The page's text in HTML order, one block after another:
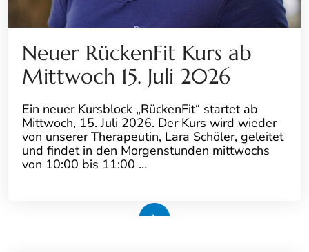
Neuer RückenFit Kurs ab
Mittwoch 15. Juli 2026
Ein neuer Kursblock „RückenFit“ startet ab
Mittwoch, 15. Juli 2026. Der Kurs wird wieder
von unserer Therapeutin, Lara Schöler, geleitet
und findet in den Morgenstunden mittwochs
von 10:00 bis 11:00 …